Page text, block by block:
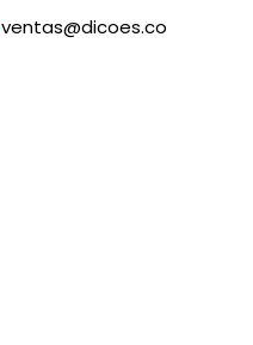
ventas@dicoes.co